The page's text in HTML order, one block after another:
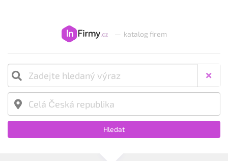
— katalog firem
Hledat